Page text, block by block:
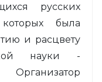
русских
была
и расцвету
науки -